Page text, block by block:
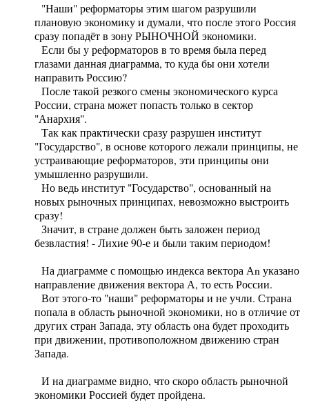
"Наши" реформаторы этим шагом разрушили
плановую экономику и думали, что после этого Россия
сразу попадёт в зону РЫНОЧНОЙ экономики.
Если бы у реформаторов в то время была перед
глазами данная диаграмма, то куда бы они хотели
направить Россию?
После такой резкого смены экономического курса
России, страна может попасть только в сектор
"Анархия".
Так как практически сразу разрушен институт
"Государство", в основе которого лежали принципы, не
устраивающие реформаторов, эти принципы они
умышленно разрушили.
Но ведь институт "Государство", основанный на
новых рыночных принципах, невозможно выстроить
сразу!
Значит, в стране должен быть заложен период
безвластия! - Лихие 90-е и были таким периодом!
На диаграмме с помощью индекса вектора Аn указано
направление движения вектора А, то есть России.
Вот этого-то "наши" реформаторы и не учли. Страна
попала в область рыночной экономики, но в отличие от
других стран Запада, эту область она будет проходить
при движении, противоположном движению стран
Запада.
И на диаграмме видно, что скоро область рыночной
экономики Россией будет пройдена.